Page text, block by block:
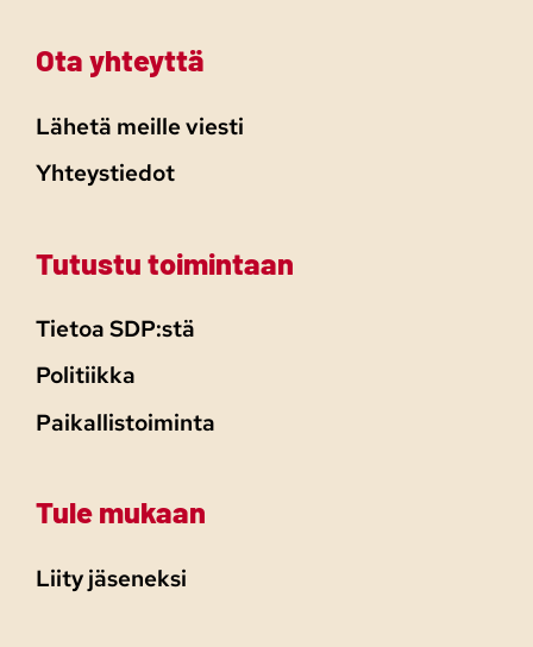
Ota yhteyttä
Lähetä meille viesti
Yhteystiedot
Tutustu toimintaan
Tietoa SDP:stä
Politiikka
Paikallistoiminta
Tule mukaan
Liity jäseneksi